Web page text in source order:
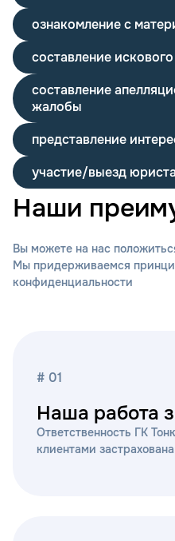
ознакомление с
составление
составление
жалобы
представление
участие/выезд
Наши
Вы можете на нас
Мы придерживаемся
конфиденциальности
# 01
Наша работа
Ответственность ГК
клиентами